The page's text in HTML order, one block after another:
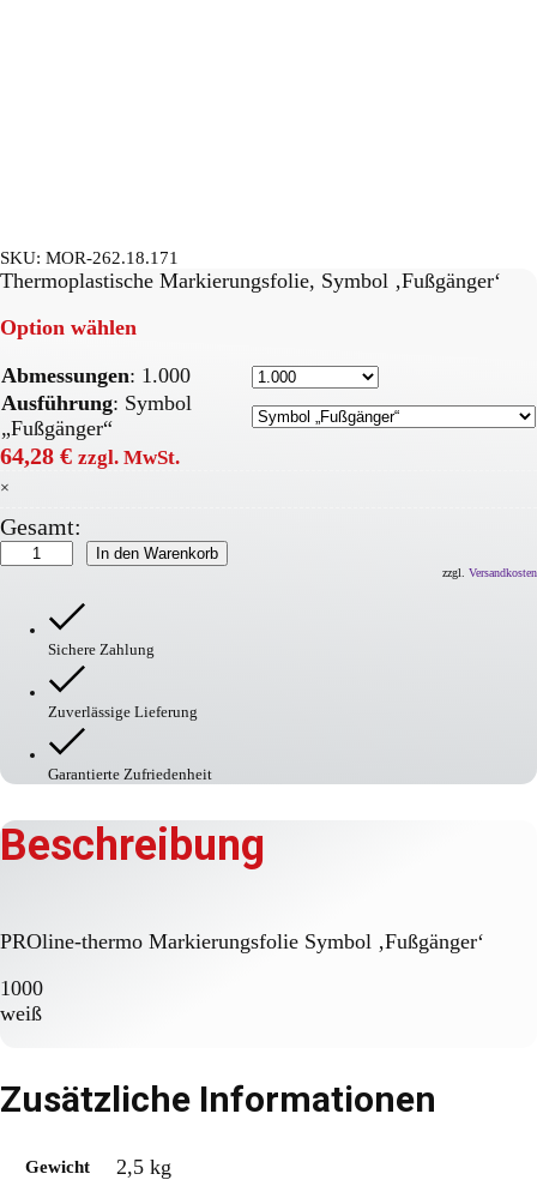
SKU: MOR-262.18.171
Thermoplastische Markierungsfolie, Symbol ‚Fußgänger‘
Option wählen
Abmessungen: 1.000
Ausführung: Symbol
„Fußgänger“
64,28 € zzgl. MwSt.
×
Gesamt:
PROline-
thermo
'Fußgänger'
Menge
In den Warenkorb
zzgl. Versandkosten
Sichere Zahlung
Zuverlässige Lieferung
Garantierte Zufriedenheit
Beschreibung
PROline-thermo Markierungsfolie Symbol ‚Fußgänger‘
1000
weiß
Zusätzliche Informationen
Gewicht 2,5 kg